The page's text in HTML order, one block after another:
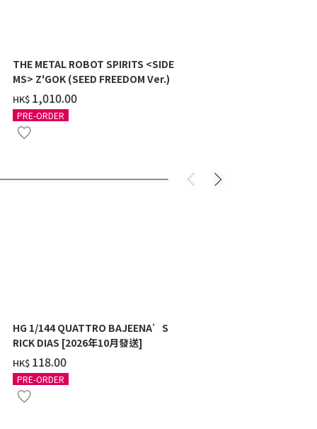
THE METAL ROBOT SPIRITS <SIDE
MS> Z'GOK (SEED FREEDOM Ver.)
HK$ ‌1,010.00
PRE-ORDER
HG 1/144 QUATTRO BAJEENA’S
RICK DIAS [2026年10月發送]
HK$ ‌118.00
PRE-ORDER